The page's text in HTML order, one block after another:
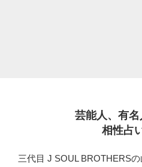
芸能人、有
相性占
三代目 J SOUL BROTHERS